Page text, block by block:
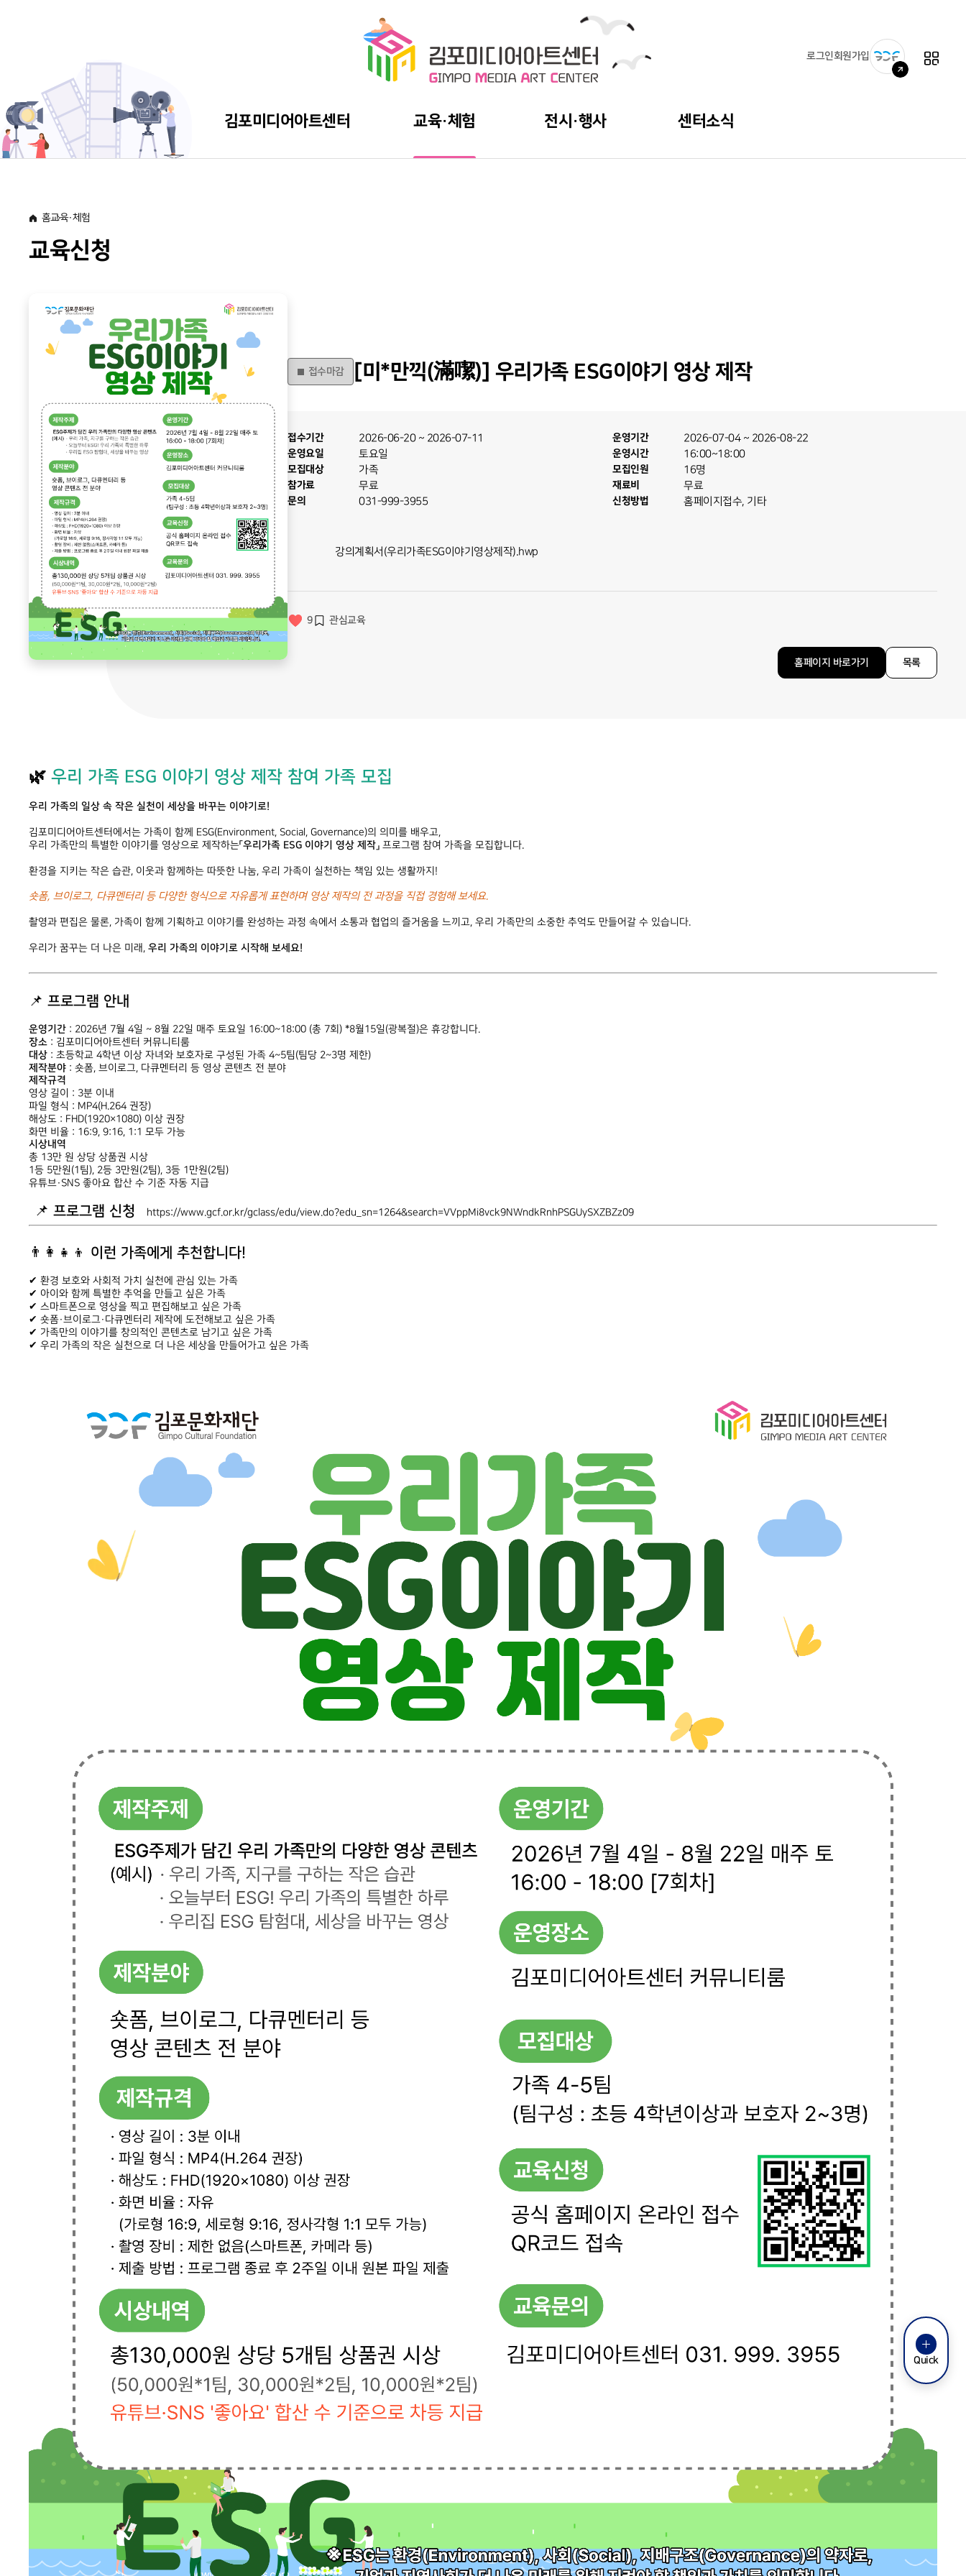
김포미디어아트센터 교육·체험 전시·행사 센터소식
로그인회원가입
홈교육·체험
교육신청
접수마감 [미*만끽(滿噄)] 우리가족 ESG이야기 영상 제작
접수기간 2026-06-20~ 2026-07-11 운영기간 2026-07-04~ 2026-08-22
운영요일 토요일 운영시간 16:00~18:00
모집대상 가족 모집인원 16명
참가료 무료 재료비 무료
문의 031-999-3955 신청방법 홈페이지접수, 기타
강의계획서(우리가족ESG이야기영상제작).hwp
9 관심교육
홈페이지 바로가기 목록
🌿 우리 가족 ESG 이야기 영상 제작 참여 가족 모집
우리 가족의 일상 속 작은 실천이 세상을 바꾸는 이야기로!
김포미디어아트센터에서는 가족이 함께 ESG(Environment, Social, Governance)의 의미를 배우고,
우리 가족만의 특별한 이야기를 영상으로 제작하는「우리가족 ESG 이야기 영상 제작」 프로그램 참여 가족을 모집합니다.
환경을 지키는 작은 습관, 이웃과 함께하는 따뜻한 나눔, 우리 가족이 실천하는 책임 있는 생활까지!
숏폼, 브이로그, 다큐멘터리 등 다양한 형식으로 자유롭게 표현하며 영상 제작의 전 과정을 직접 경험해 보세요.
촬영과 편집은 물론, 가족이 함께 기획하고 이야기를 완성하는 과정 속에서 소통과 협업의 즐거움을 느끼고, 우리 가족만의 소중한 추억도 만들어갈 수 있습니다.
우리가 꿈꾸는 더 나은 미래, 우리 가족의 이야기로 시작해 보세요!
📌 프로그램 안내
운영기간 : 2026년 7월 4일 ~ 8월 22일 매주 토요일 16:00~18:00 (총 7회) *8월15일(광복절)은 휴강합니다.
장소 : 김포미디어아트센터 커뮤니티룸
대상 : 초등학교 4학년 이상 자녀와 보호자로 구성된 가족 4~5팀(팀당 2~3명 제한)
제작분야 : 숏폼, 브이로그, 다큐멘터리 등 영상 콘텐츠 전 분야
제작규격
영상 길이 : 3분 이내
파일 형식 : MP4(H.264 권장)
해상도 : FHD(1920×1080) 이상 권장
화면 비율 : 16:9, 9:16, 1:1 모두 가능
시상내역
총 13만 원 상당 상품권 시상
1등 5만원(1팀), 2등 3만원(2팀), 3등 1만원(2팀)
유튜브·SNS 좋아요 합산 수 기준 자동 지급
📌 프로그램 신청 https://www.gcf.or.kr/gclass/edu/view.do?edu_sn=1264&search=VVppMi8vck9NWndkRnhPSGUySXZBZz09
👨‍👩‍👧‍👦 이런 가족에게 추천합니다!
✔ 환경 보호와 사회적 가치 실천에 관심 있는 가족
✔ 아이와 함께 특별한 추억을 만들고 싶은 가족
✔ 스마트폰으로 영상을 찍고 편집해보고 싶은 가족
✔ 숏폼·브이로그·다큐멘터리 제작에 도전해보고 싶은 가족
✔ 가족만의 이야기를 창의적인 콘텐츠로 남기고 싶은 가족
✔ 우리 가족의 작은 실천으로 더 나은 세상을 만들어가고 싶은 가족
Quick